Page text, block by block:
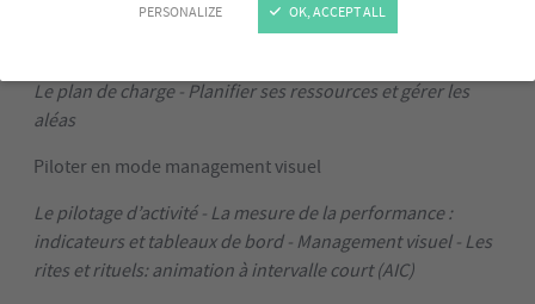
PERSONALIZE OK, ACCEPT ALL
Le plan de charge - Planifier ses ressources et gérer les
aléas
Piloter en mode management visuel
Le pilotage d’activité - La mesure de la performance :
indicateurs et tableaux de bord - Management visuel - Les
rites et rituels: animation à intervalle court (AIC)